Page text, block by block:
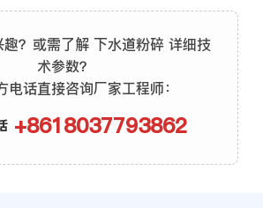
趣？或需了解 下水道粉碎 详细技
术参数？
电话直接咨询厂家工程师：
+8618037793862